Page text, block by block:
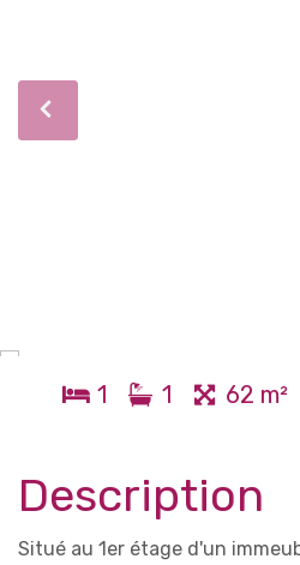
1 1 62 m²
Description
Situé au 1er étage d'un